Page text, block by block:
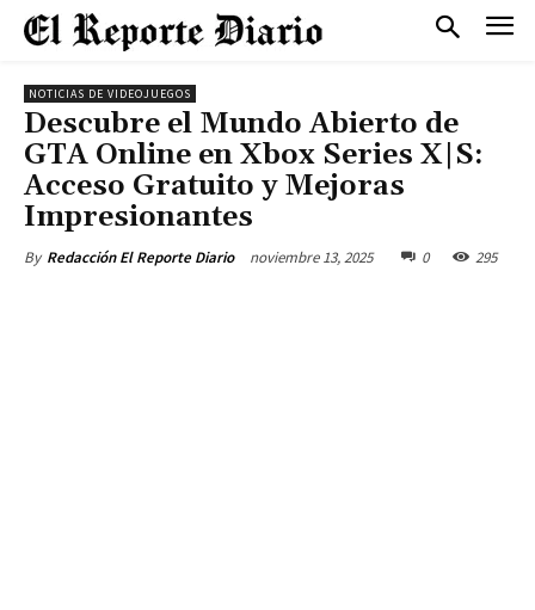
NOTICIAS DE VIDEOJUEGOS
Descubre el Mundo Abierto de
GTA Online en Xbox Series X|S:
Acceso Gratuito y Mejoras
Impresionantes
By Redacción El Reporte Diario noviembre 13, 2025 0 295